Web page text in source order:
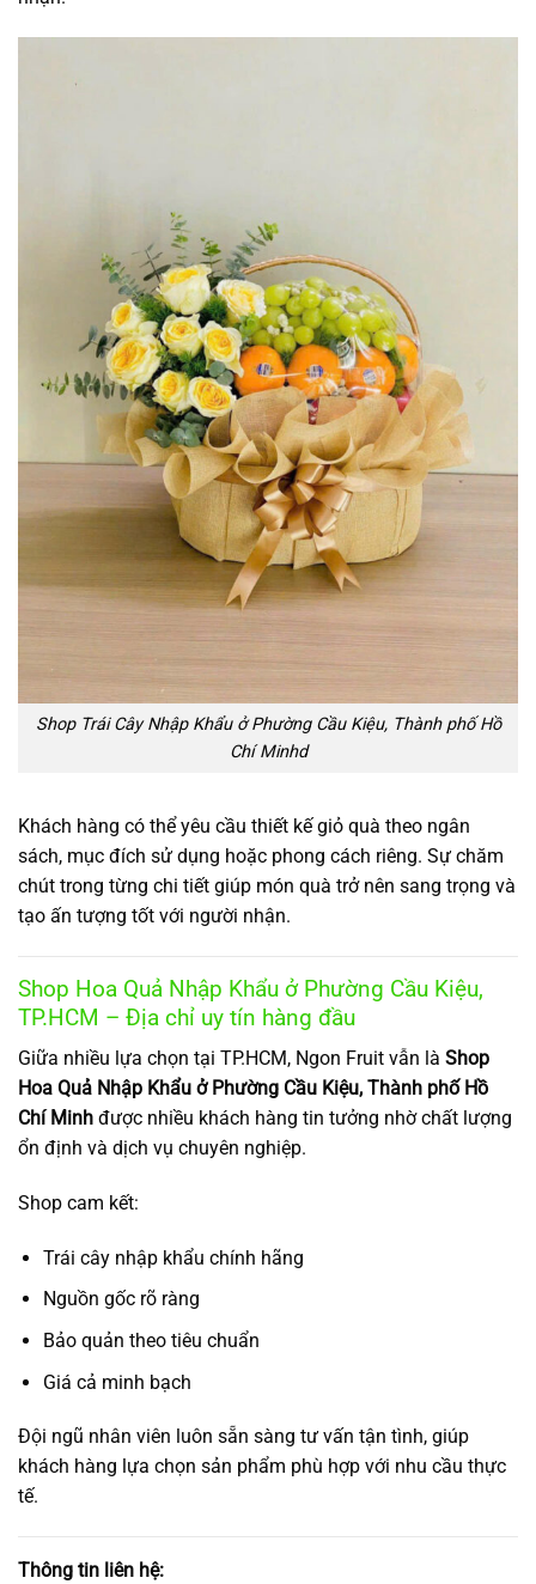
Shop Trái Cây Nhập Khẩu ở Phường Cầu Kiệu, Thành phố Hồ
Chí Minhd
Khách hàng có thể yêu cầu thiết kế giỏ quà theo ngân
sách, mục đích sử dụng hoặc phong cách riêng. Sự chăm
chút trong từng chi tiết giúp món quà trở nên sang trọng và
tạo ấn tượng tốt với người nhận.
Shop Hoa Quả Nhập Khẩu ở Phường Cầu Kiệu,
TP.HCM – Địa chỉ uy tín hàng đầu
Giữa nhiều lựa chọn tại TP.HCM, Ngon Fruit vẫn là Shop
Hoa Quả Nhập Khẩu ở Phường Cầu Kiệu, Thành phố Hồ
Chí Minh được nhiều khách hàng tin tưởng nhờ chất lượng
ổn định và dịch vụ chuyên nghiệp.
Shop cam kết:
Trái cây nhập khẩu chính hãng
Nguồn gốc rõ ràng
Bảo quản theo tiêu chuẩn
Giá cả minh bạch
Đội ngũ nhân viên luôn sẵn sàng tư vấn tận tình, giúp
khách hàng lựa chọn sản phẩm phù hợp với nhu cầu thực
tế.
Thông tin liên hệ: